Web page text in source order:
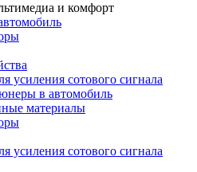
и комфорт
усиления сотового сигнала
в автомобиль
материалы
усиления сотового сигнала